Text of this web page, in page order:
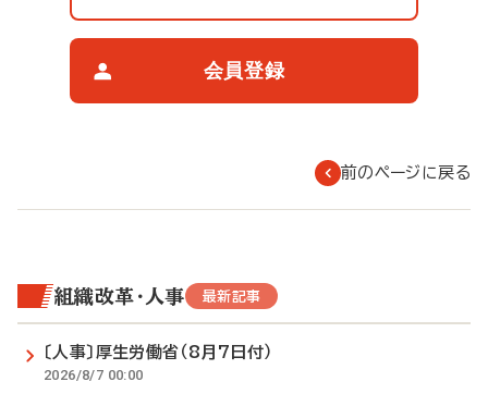
会員登録
前のページに戻る
組織改革・人事 最新記事
〔人事〕厚生労働省（8月7日付）
2026/8/7 00:00